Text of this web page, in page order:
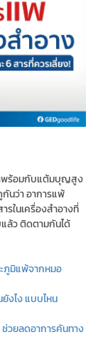
าพร้อมกับแต้มบุญสูง
นว่า อาการแพ้
รในเครื่องสำอางที่
ล้ว ติดตามกันได้
ภูมิแพ้จากหมอ
งไง แบบไหน
วยลดอาการคันทาง